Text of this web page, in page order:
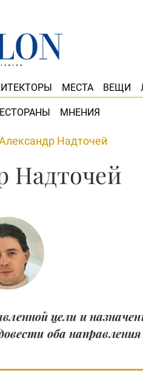
МЕСТА ВЕЩИ
МНЕНИЯ
Надточей
Надточей
цели и
оба